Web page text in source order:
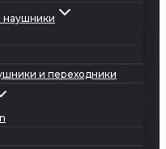
наушники
и переходники